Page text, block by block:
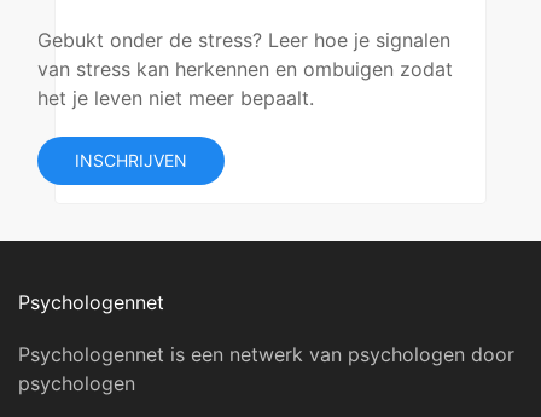
Gebukt onder de stress? Leer hoe je signalen
van stress kan herkennen en ombuigen zodat
het je leven niet meer bepaalt.
INSCHRIJVEN
Psychologennet
Psychologennet is een netwerk van psychologen door
psychologen